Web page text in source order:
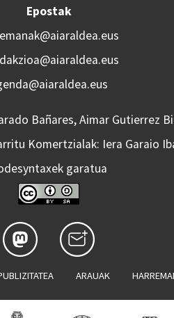
Epostak
Bañares, Aimar Gutierrez
Komertzialak: Iera Garaio
garatua
ARAUAK